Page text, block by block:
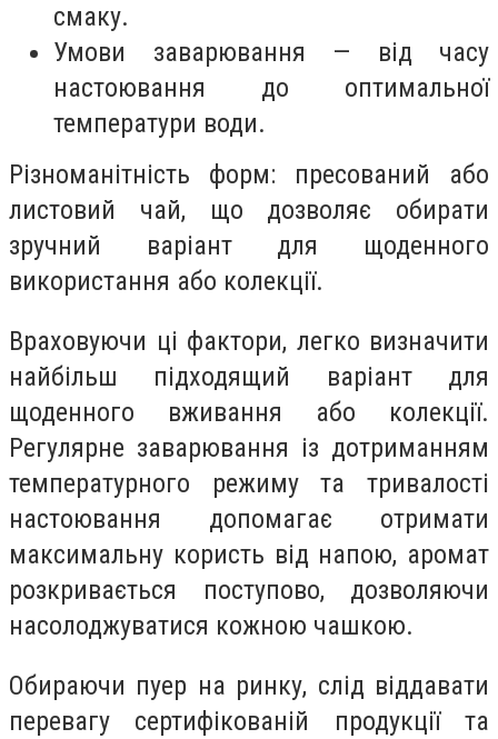
смаку.
Умови заварювання — від часу
настоювання до оптимальної
температури води.
Різноманітність форм: пресований або
листовий чай, що дозволяє обирати
зручний варіант для щоденного
використання або колекції.
Враховуючи ці фактори, легко визначити
найбільш підходящий варіант для
щоденного вживання або колекції.
Регулярне заварювання із дотриманням
температурного режиму та тривалості
настоювання допомагає отримати
максимальну користь від напою, аромат
розкривається поступово, дозволяючи
насолоджуватися кожною чашкою.
Обираючи пуер на ринку, слід віддавати
перевагу сертифікованій продукції та